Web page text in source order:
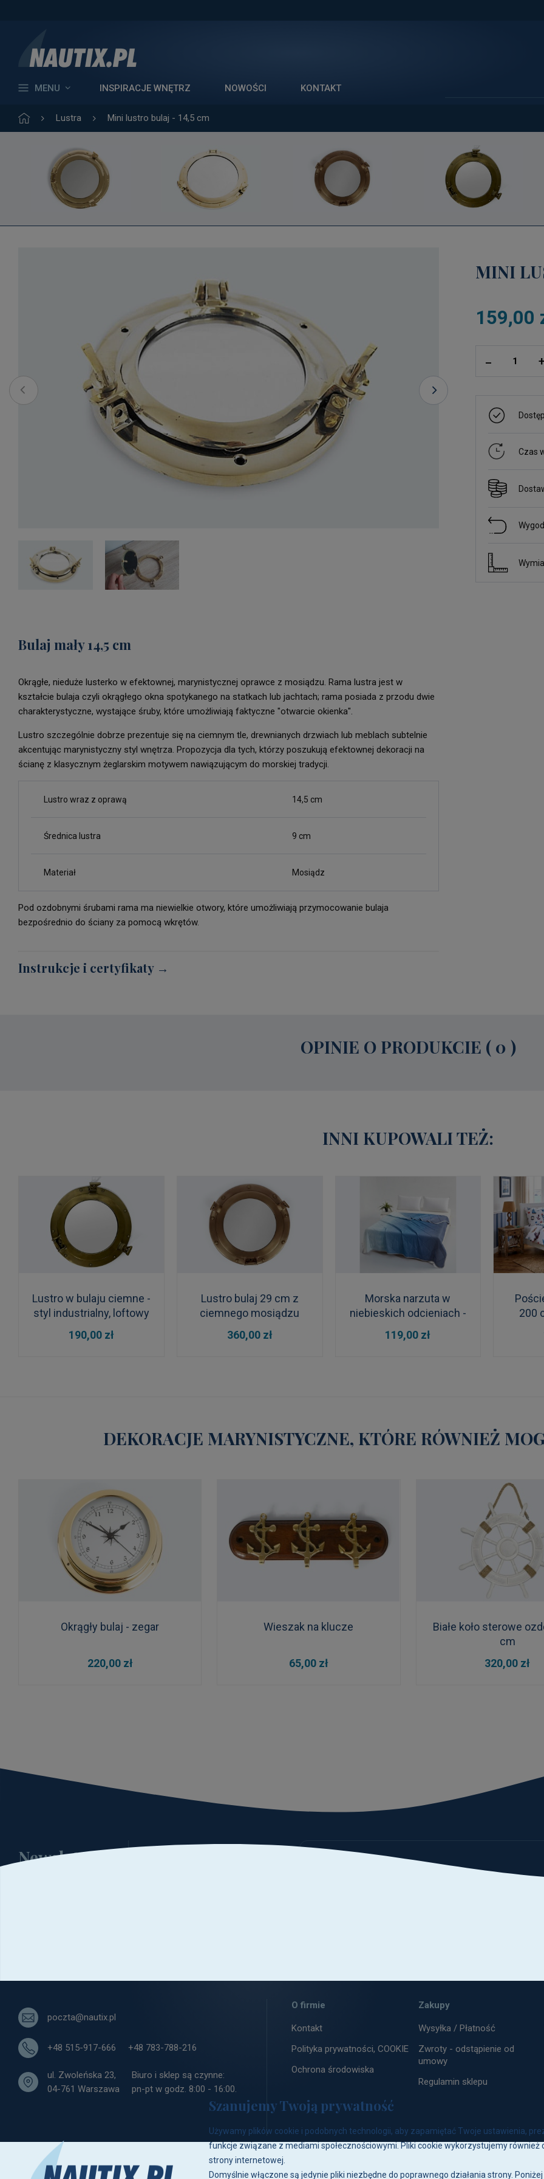
MENU INSPIRACJE WNĘTRZ NOWOŚCI KONTAKT
Lustra Mini lustro bulaj - 14,5 cm
Bulaj mały 14,5 cm
Okrągłe, nieduże lusterko w efektownej, marynistycznej oprawce z mosiądzu. Rama lustra jest w
kształcie bulaja czyli okrągłego okna spotykanego na statkach lub jachtach; rama posiada z przodu dwie
charakterystyczne, wystające śruby, które umożliwiają faktyczne "otwarcie okienka".
Lustro szczególnie dobrze prezentuje się na ciemnym tle, drewnianych drzwiach lub meblach subtelnie
akcentując marynistyczny styl wnętrza. Propozycja dla tych, którzy poszukują efektownej dekoracji na
ścianę z klasycznym żeglarskim motywem nawiązującym do morskiej tradycji.
Lustro wraz z oprawą 14,5 cm
Średnica lustra 9 cm
Materiał Mosiądz
Pod ozdobnymi śrubami rama ma niewielkie otwory, które umożliwiają przymocowanie bulaja
bezpośrednio do ściany za pomocą wkrętów.
Instrukcje i certyfikaty →
MINI
159,00
+
Czas
OPINIE O PRODUKCIE ( 0 )
INNI KUPOWALI TEŻ:
Lustro w bulaju ciemne -
styl industrialny, loftowy
190,00 zł
DO KOSZYKA
Lustro bulaj 29 cm z
ciemnego mosiądzu
360,00 zł
DO KOSZYKA
Morska narzuta w
niebieskich odcieniach -
200 x 230 cm
119,00 zł
DO KOSZYKA
200
DEKORACJE MARYNISTYCZNE, KTÓRE RÓWNIEŻ
Okrągły bulaj - zegar
220,00 zł
DO KOSZYKA
Wieszak na klucze
65,00 zł
DO KOSZYKA
Białe koło sterowe
cm
320,00 zł
DO KOSZYKA
Newsletter
poczta@nautix.pl
+48 515-917-666 +48 783-788-216
ul. Zwoleńska 23,
04-761 Warszawa
Biuro i sklep są czynne:
pn-pt w godz. 8:00 - 16:00.
O firmie
Kontakt
Polityka prywatności, COOKIE
Ochrona środowiska
Zakupy
Wysyłka / Płatność
Zwroty - odstąpienie od
umowy
Regulamin sklepu
Szanujemy Twoją prywatność
Używamy plików cookie i podobnych technologii, aby zapamiętać Twoje ustawienia,
funkcje związane z mediami społecznościowymi. Pliki cookie wykorzystujemy
strony internetowej.
Domyślnie włączone są jedynie pliki niezbędne do poprawnego działania strony.